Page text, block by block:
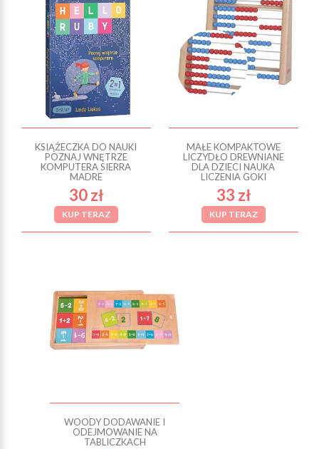
KSIĄŻECZKA DO NAUKI
POZNAJ WNĘTRZE
KOMPUTERA SIERRA
MADRE
30 zł
KUP TERAZ
MAŁE KOMPAKTOWE
LICZYDŁO DREWNIANE
DLA DZIECI NAUKA
LICZENIA GOKI
33 zł
KUP TERAZ
WOODY DODAWANIE I
ODEJMOWANIE NA
TABLICZKACH